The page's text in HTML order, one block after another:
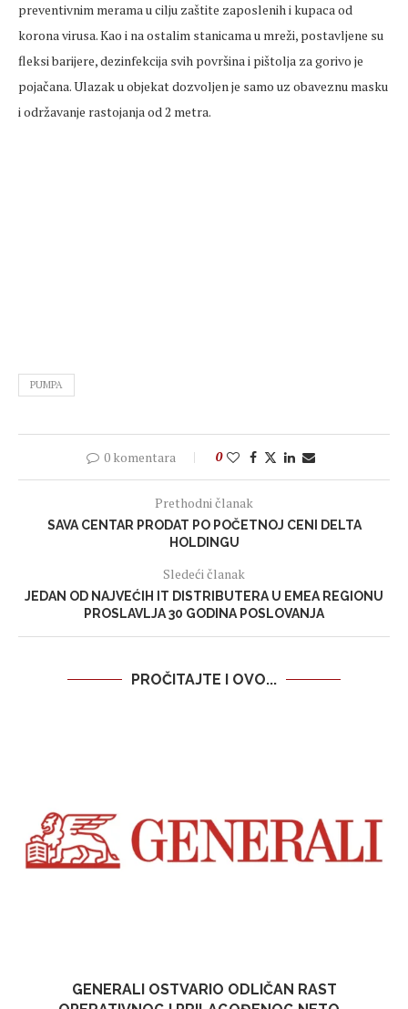
preventivnim merama u cilju zaštite zaposlenih i kupaca od
korona virusa. Kao i na ostalim stanicama u mreži, postavljene su
fleksi barijere, dezinfekcija svih površina i pištolja za gorivo je
pojačana. Ulazak u objekat dozvoljen je samo uz obaveznu masku
i održavanje rastojanja od 2 metra.
PUMPA
0 komentara 0
Prethodni članak
SAVA CENTAR PRODAT PO POČETNOJ CENI DELTA
HOLDINGU
Sledeći članak
JEDAN OD NAJVEĆIH IT DISTRIBUTERA U EMEA REGIONU
PROSLAVLJA 30 GODINA POSLOVANJA
PROČITAJTE I OVO...
GENERALI OSTVARIO ODLIČAN RAST